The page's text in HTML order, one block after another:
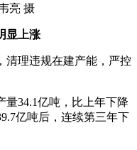
亮 摄
显上涨
理违规在建产能，严控
34.1亿吨，比上年下降
亿吨后，连续第三年下